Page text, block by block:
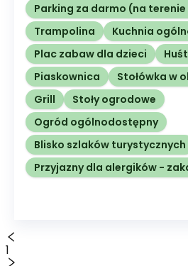
Parking za darmo (na
Trampolina
Kuchnia
Plac zabaw dla dzieci
Piaskownica
Stołówka w
Grill
Stoły ogrodowe
Ogród ogólnodostępny
Blisko szlaków turystycznych
Przyjazny dla alergików -
1